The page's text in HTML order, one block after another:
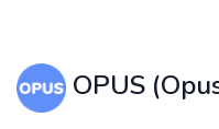
OPUS